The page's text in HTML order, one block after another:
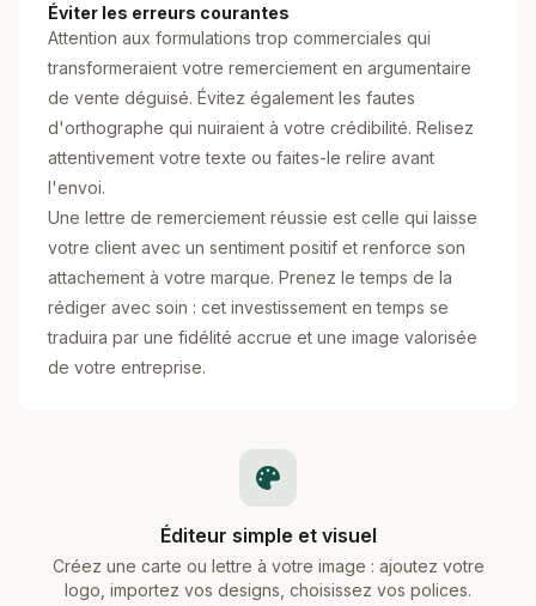
Éviter les erreurs courantes
Attention aux formulations trop commerciales qui
transformeraient votre remerciement en argumentaire
de vente déguisé. Évitez également les fautes
d'orthographe qui nuiraient à votre crédibilité. Relisez
attentivement votre texte ou faites-le relire avant
l'envoi.
Une lettre de remerciement réussie est celle qui laisse
votre client avec un sentiment positif et renforce son
attachement à votre marque. Prenez le temps de la
rédiger avec soin : cet investissement en temps se
traduira par une fidélité accrue et une image valorisée
de votre entreprise.
Éditeur simple et visuel
Créez une carte ou lettre à votre image : ajoutez votre
logo, importez vos designs, choisissez vos polices.